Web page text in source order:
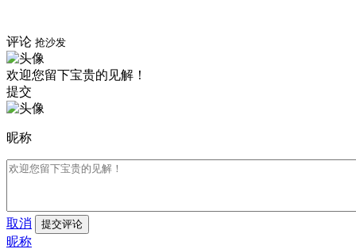
评论 抢沙发
欢迎您留下宝贵的见解！
提交
昵称
取消 提交评论
昵称